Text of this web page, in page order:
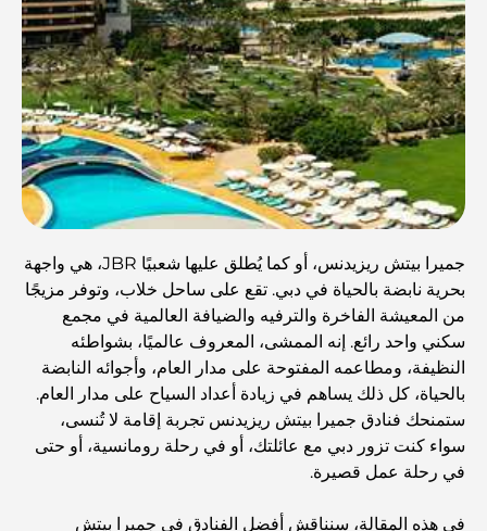
جميرا بيتش ريزيدنس، أو كما يُطلق عليها شعبيًا JBR، هي واجهة
بحرية نابضة بالحياة في دبي. تقع على ساحل خلاب، وتوفر مزيجًا
من المعيشة الفاخرة والترفيه والضيافة العالمية في مجمع
سكني واحد رائع. إنه الممشى، المعروف عالميًا، بشواطئه
النظيفة، ومطاعمه المفتوحة على مدار العام، وأجوائه النابضة
بالحياة، كل ذلك يساهم في زيادة أعداد السياح على مدار العام.
ستمنحك فنادق جميرا بيتش ريزيدنس تجربة إقامة لا تُنسى،
سواء كنت تزور دبي مع عائلتك، أو في رحلة رومانسية، أو حتى
في رحلة عمل قصيرة.
في هذه المقالة، سنناقش أفضل الفنادق في جميرا بيتش